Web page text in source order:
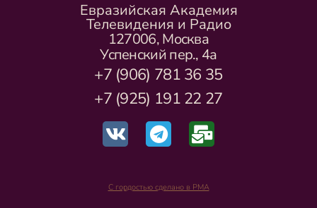
Евразийская Академия
Телевидения и Радио
127006, Москва
Успенский пер., 4а
+7 (906) 781 36 35
+7 (925) 191 22 27
С гордостью сделано в РМА